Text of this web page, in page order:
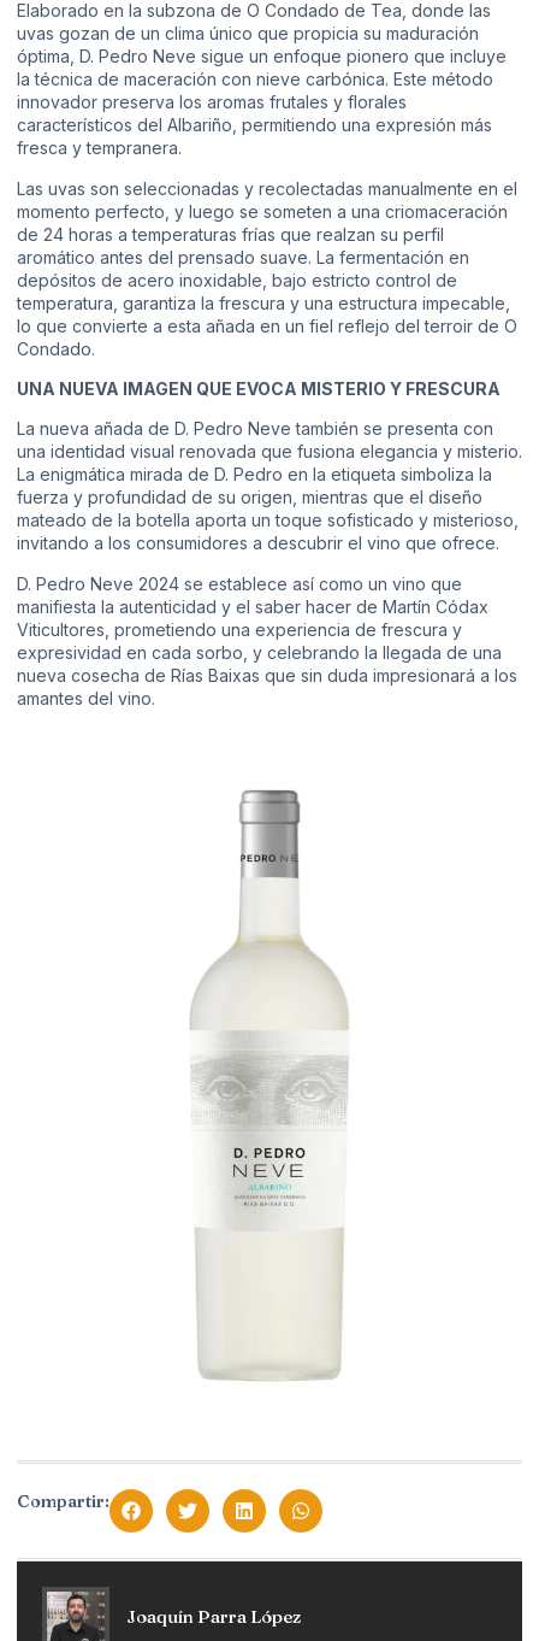
Elaborado en la subzona de O Condado de Tea, donde las
uvas gozan de un clima único que propicia su maduración
óptima, D. Pedro Neve sigue un enfoque pionero que incluye
la técnica de maceración con nieve carbónica. Este método
innovador preserva los aromas frutales y florales
característicos del Albariño, permitiendo una expresión más
fresca y tempranera.
Las uvas son seleccionadas y recolectadas manualmente en el
momento perfecto, y luego se someten a una criomaceración
de 24 horas a temperaturas frías que realzan su perfil
aromático antes del prensado suave. La fermentación en
depósitos de acero inoxidable, bajo estricto control de
temperatura, garantiza la frescura y una estructura impecable,
lo que convierte a esta añada en un fiel reflejo del terroir de O
Condado.
UNA NUEVA IMAGEN QUE EVOCA MISTERIO Y FRESCURA
La nueva añada de D. Pedro Neve también se presenta con
una identidad visual renovada que fusiona elegancia y misterio.
La enigmática mirada de D. Pedro en la etiqueta simboliza la
fuerza y profundidad de su origen, mientras que el diseño
mateado de la botella aporta un toque sofisticado y misterioso,
invitando a los consumidores a descubrir el vino que ofrece.
D. Pedro Neve 2024 se establece así como un vino que
manifiesta la autenticidad y el saber hacer de Martín Códax
Viticultores, prometiendo una experiencia de frescura y
expresividad en cada sorbo, y celebrando la llegada de una
nueva cosecha de Rías Baixas que sin duda impresionará a los
amantes del vino.
Compartir:
Joaquín Parra López